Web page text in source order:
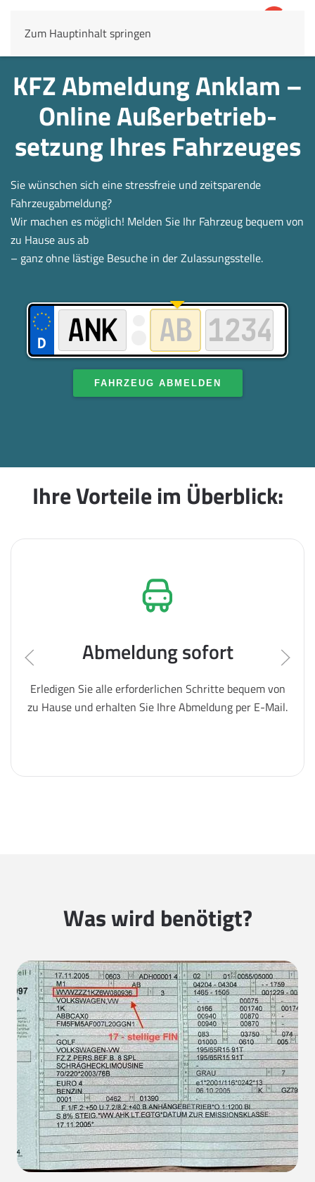
Zum Hauptinhalt springen
KFZ Abmeldung Anklam –
Online Außerbetrieb­
setzung Ihres Fahrzeuges
Sie wünschen sich eine stressfreie und zeitsparende
Fahrzeugabmeldung?
Wir machen es möglich! Melden Sie Ihr Fahrzeug bequem von
zu Hause aus ab
– ganz ohne lästige Besuche in der Zulassungsstelle.
FAHRZEUG ABMELDEN
Ihre Vorteile im Überblick:
Abmeldung sofort
Erledigen Sie alle erforderlichen Schritte bequem von
zu Hause und erhalten Sie Ihre Abmeldung per E-Mail.
Was wird benötigt?